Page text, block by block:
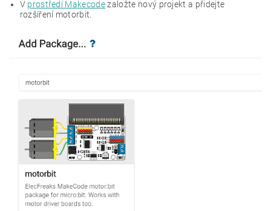
V prostředí Makecode založte nový projekt a přidejte
rozšíření motorbit.